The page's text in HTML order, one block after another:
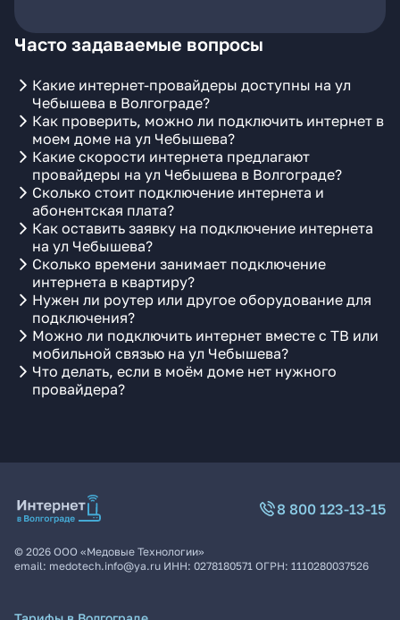
Часто задаваемые вопросы
Какие интернет-провайдеры доступны на ул
Чебышева в Волгограде?
Как проверить, можно ли подключить интернет в
моем доме на ул Чебышева?
Какие скорости интернета предлагают
провайдеры на ул Чебышева в Волгограде?
Сколько стоит подключение интернета и
абонентская плата?
Как оставить заявку на подключение интернета
на ул Чебышева?
Сколько времени занимает подключение
интернета в квартиру?
Нужен ли роутер или другое оборудование для
подключения?
Можно ли подключить интернет вместе с ТВ или
мобильной связью на ул Чебышева?
Что делать, если в моём доме нет нужного
провайдера?
8 800 123-13-15
© 2026 ООО «Медовые Технологии»
email: medotech.info@ya.ru ИНН: 0278180571 ОГРН: 1110280037526